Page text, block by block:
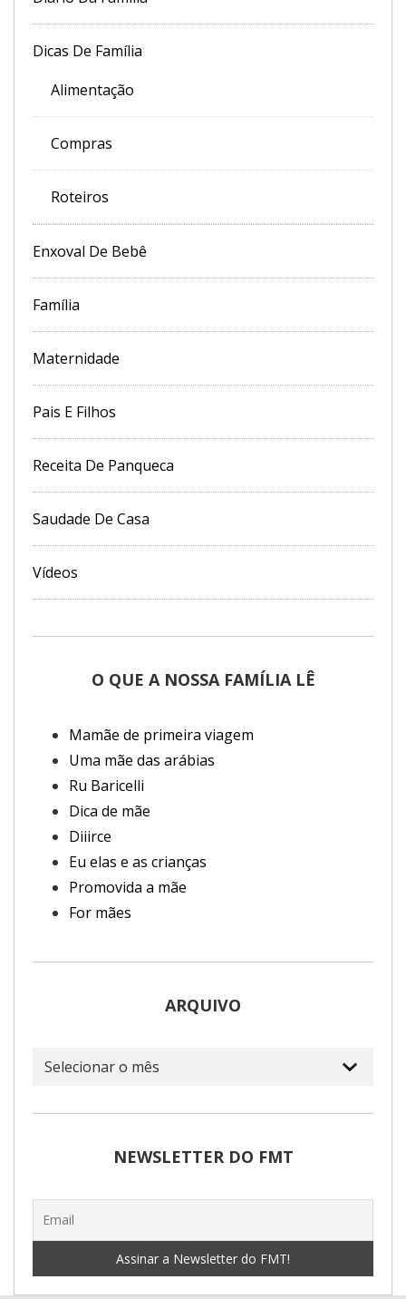
Dicas De Família
Alimentação
Compras
Roteiros
Enxoval De Bebê
Família
Maternidade
Pais E Filhos
Receita De Panqueca
Saudade De Casa
Vídeos
O QUE A NOSSA FAMÍLIA LÊ
Mamãe de primeira viagem
Uma mãe das arábias
Ru Baricelli
Dica de mãe
Diiirce
Eu elas e as crianças
Promovida a mãe
For mães
ARQUIVO
Arquivo
NEWSLETTER DO FMT